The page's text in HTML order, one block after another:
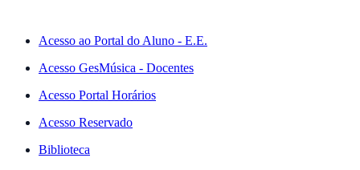
Acesso ao Portal do Aluno - E.E.
Acesso GesMúsica - Docentes
Acesso Portal Horários
Acesso Reservado
Biblioteca